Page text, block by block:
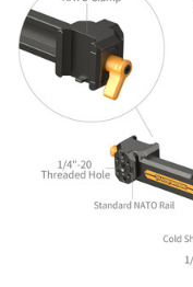
с фиксирующим
присоединения